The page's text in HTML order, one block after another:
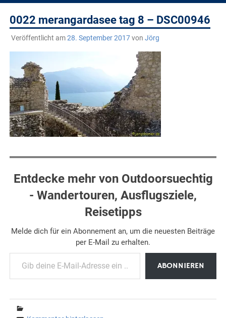
0022 merangardasee tag 8 – DSC00946
Veröffentlicht am28. September 2017von Jörg
Entdecke mehr von Outdoorsuechtig
- Wandertouren, Ausflugsziele,
Reisetipps
Melde dich für ein Abonnement an, um die neuesten Beiträge
per E-Mail zu erhalten.
Gib deine E-Mail-Adresse ein ...
ABONNIEREN